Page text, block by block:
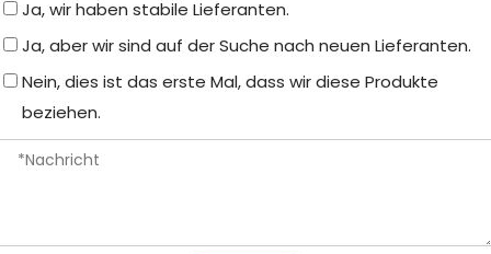
Ja, wir haben stabile Lieferanten.
Ja, aber wir sind auf der Suche nach neuen Lieferanten.
Nein, dies ist das erste Mal, dass wir diese Produkte
beziehen.